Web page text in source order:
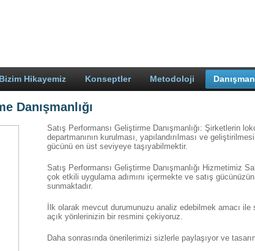
Bizim Hikayemiz Konseptler Metodoloji
Danışmanlığı
Satış Performansı Geliştirme Danışmanlığı: Şirketlerin
departmanının kurulması, yapılandırılması ve
gücünü en üst seviyeye taşıyabilmektir.
Satış Performansı Geliştirme Danışmanlığı Hizmetimiz
çok etkili uygulama adımını içermekte ve satış
sunmaktadır.
İlk olarak mevcut durumunuzu analiz edebilmek amacı
açık yönlerinizin bir resmini çekiyoruz.
Daha sonrasında önerilerimizi sizlerle paylaşıyor ve